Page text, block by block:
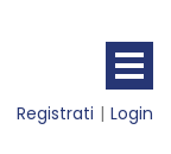
Registrati Login